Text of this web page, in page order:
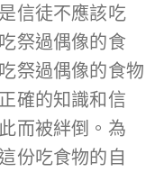
信徒不應該吃
祭過偶像的食
祭過偶像的食物
確的知識和信
而被絆倒。為
份吃食物的自